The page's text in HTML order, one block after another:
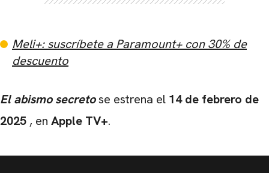
Meli+: suscríbete a Paramount+ con 30% de
descuento
El abismo secretose estrena el 14 de febrero de
2025 , en Apple TV+.